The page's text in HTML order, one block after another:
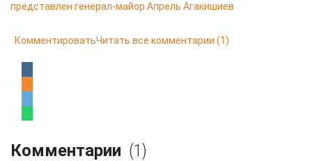
представлен генерал-майор Апрель Агакишиев
КомментироватьЧитать все комментарии (1)
Комментарии (1)